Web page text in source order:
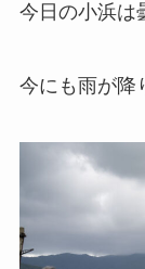
今日の小浜は
今にも雨が降